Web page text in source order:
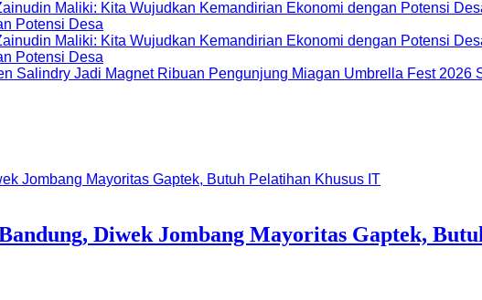
Potensi Desa
Potensi Desa
Miagan Umbrella Fest 2026
Diwek Jombang Mayoritas Gaptek,